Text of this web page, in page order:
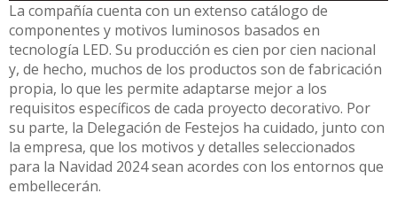
La compañía cuenta con un extenso catálogo de
componentes y motivos luminosos basados en
tecnología LED. Su producción es cien por cien nacional
y, de hecho, muchos de los productos son de fabricación
propia, lo que les permite adaptarse mejor a los
requisitos específicos de cada proyecto decorativo. Por
su parte, la Delegación de Festejos ha cuidado, junto con
la empresa, que los motivos y detalles seleccionados
para la Navidad 2024 sean acordes con los entornos que
embellecerán.